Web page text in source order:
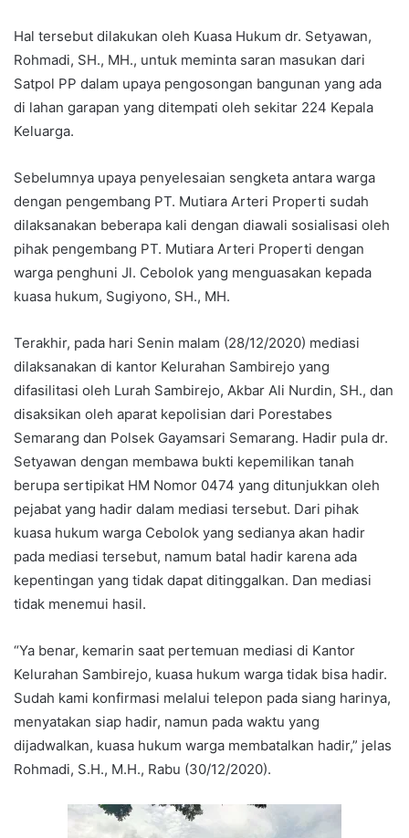
Hal tersebut dilakukan oleh Kuasa Hukum dr. Setyawan,
Rohmadi, SH., MH., untuk meminta saran masukan dari
Satpol PP dalam upaya pengosongan bangunan yang ada
di lahan garapan yang ditempati oleh sekitar 224 Kepala
Keluarga.
Sebelumnya upaya penyelesaian sengketa antara warga
dengan pengembang PT. Mutiara Arteri Properti sudah
dilaksanakan beberapa kali dengan diawali sosialisasi oleh
pihak pengembang PT. Mutiara Arteri Properti dengan
warga penghuni Jl. Cebolok yang menguasakan kepada
kuasa hukum, Sugiyono, SH., MH.
Terakhir, pada hari Senin malam (28/12/2020) mediasi
dilaksanakan di kantor Kelurahan Sambirejo yang
difasilitasi oleh Lurah Sambirejo, Akbar Ali Nurdin, SH., dan
disaksikan oleh aparat kepolisian dari Porestabes
Semarang dan Polsek Gayamsari Semarang. Hadir pula dr.
Setyawan dengan membawa bukti kepemilikan tanah
berupa sertipikat HM Nomor 0474 yang ditunjukkan oleh
pejabat yang hadir dalam mediasi tersebut. Dari pihak
kuasa hukum warga Cebolok yang sedianya akan hadir
pada mediasi tersebut, namum batal hadir karena ada
kepentingan yang tidak dapat ditinggalkan. Dan mediasi
tidak menemui hasil.
“Ya benar, kemarin saat pertemuan mediasi di Kantor
Kelurahan Sambirejo, kuasa hukum warga tidak bisa hadir.
Sudah kami konfirmasi melalui telepon pada siang harinya,
menyatakan siap hadir, namun pada waktu yang
dijadwalkan, kuasa hukum warga membatalkan hadir,” jelas
Rohmadi, S.H., M.H., Rabu (30/12/2020).